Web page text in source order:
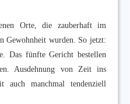
Orte, die zauberhaft im
Gewohnheit wurden. So jetzt:
Das fünfte Gericht bestellen
Ausdehnung von Zeit ins
auch manchmal tendenziell